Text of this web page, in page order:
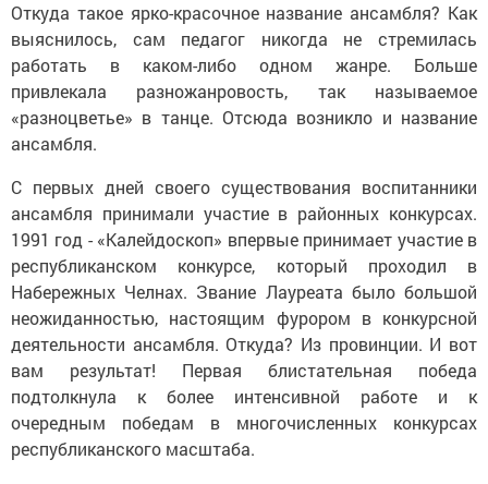
Откуда такое ярко-красочное название ансамбля? Как
выяснилось, сам педагог никогда не стремилась
работать в каком-либо одном жанре. Больше
привлекала разножанровость, так называемое
«разноцветье» в танце. Отсюда возникло и название
ансамбля.
С первых дней своего существования воспитанники
ансамбля принимали участие в районных конкурсах.
1991 год - «Калейдоскоп» впервые принимает участие в
республиканском конкурсе, который проходил в
Набережных Челнах. Звание Лауреата было большой
неожиданностью, настоящим фурором в конкурсной
деятельности ансамбля. Откуда? Из провинции. И вот
вам результат! Первая блистательная победа
подтолкнула к более интенсивной работе и к
очередным победам в многочисленных конкурсах
республиканского масштаба.